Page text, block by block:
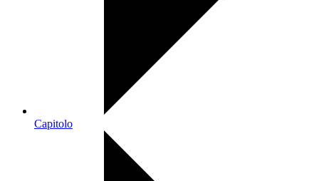
Capitolo